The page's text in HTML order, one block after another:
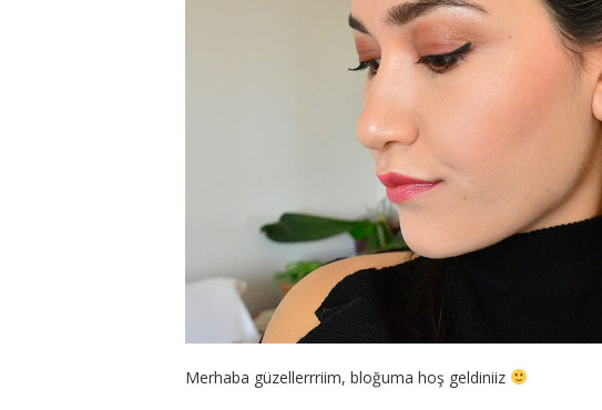
Merhaba güzellerrriim, bloğuma hoş geldiniiz